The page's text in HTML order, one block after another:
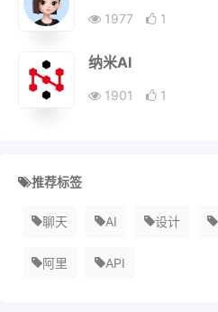
1977 1
纳米AI
1901 1
推荐标签
聊天 AI 设计
阿里 API